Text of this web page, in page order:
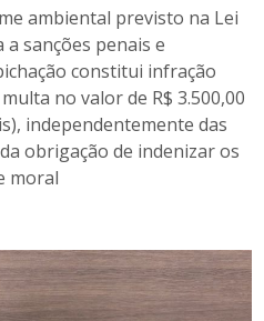
ambiental previsto na Lei
a sanções penais e
constitui infração
no valor de R$ 3.500,00
independentemente das
obrigação de indenizar os
moral